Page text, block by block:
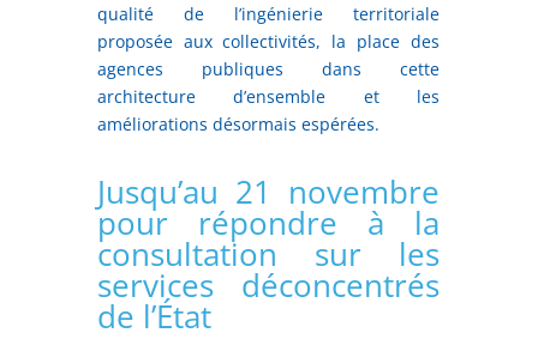
qualité de l’ingénierie territoriale
proposée aux collectivités, la place des
agences publiques dans cette
architecture d’ensemble et les
améliorations désormais espérées.
Jusqu’au 21 novembre
pour répondre à la
consultation sur les
services déconcentrés
de l’État